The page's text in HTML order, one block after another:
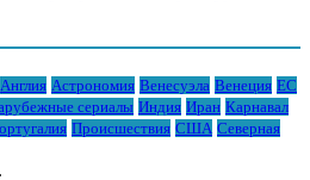
Англия Астрономия Венесуэла Венеция ЕС
сериалы Индия Иран Карнавал
Происшествия США Северная
.